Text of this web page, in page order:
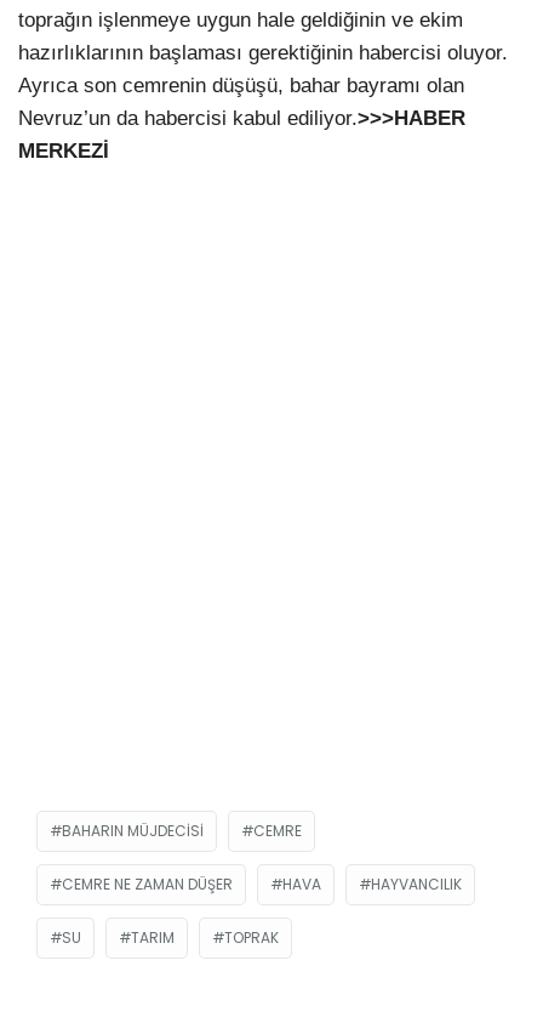
toprağın işlenmeye uygun hale geldiğinin ve ekim
hazırlıklarının başlaması gerektiğinin habercisi oluyor.
Ayrıca son cemrenin düşüşü, bahar bayramı olan
Nevruz’un da habercisi kabul ediliyor.>>>HABER
MERKEZİ
BAHARIN MÜJDECISI CEMRE
CEMRE NE ZAMAN DÜŞER HAVA HAYVANCILIK
SU TARIM TOPRAK